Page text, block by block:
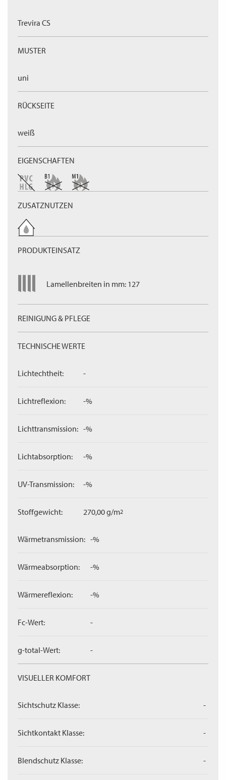
Trevira CS
MUSTER
uni
RÜCKSEITE
weiß
EIGENSCHAFTEN
ZUSATZNUTZEN
PRODUKTEINSATZ
Lamellenbreiten in mm: 127
REINIGUNG & PFLEGE
TECHNISCHE WERTE
Lichtechtheit: -
Lichtreflexion: -%
Lichttransmission: -%
Lichtabsorption: -%
UV-Transmission: -%
Stoffgewicht: 270,00 g/m2
Wärmetransmission: -%
Wärmeabsorption: -%
Wärmereflexion: -%
Fc-Wert: -
g-total-Wert: -
VISUELLER KOMFORT
Sichtschutz Klasse: -
Sichtkontakt Klasse: -
Blendschutz Klasse: -